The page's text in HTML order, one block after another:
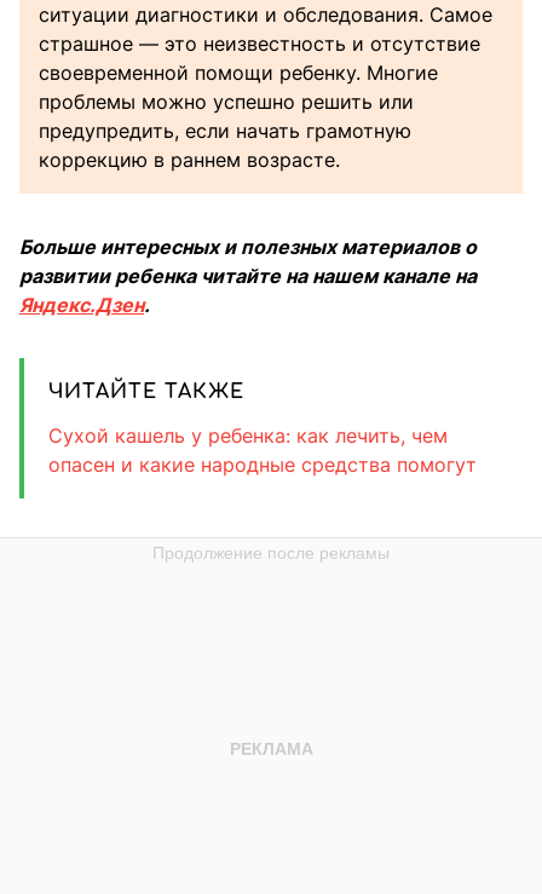
ситуации диагностики и обследования. Самое
страшное — это неизвестность и отсутствие
своевременной помощи ребенку. Многие
проблемы можно успешно решить или
предупредить, если начать грамотную
коррекцию в раннем возрасте.
Больше интересных и полезных материалов о
развитии ребенка читайте на нашем канале на
Яндекс.Дзен.
ЧИТАЙТЕ ТАКЖЕ
Сухой кашель у ребенка: как лечить, чем
опасен и какие народные средства помогут